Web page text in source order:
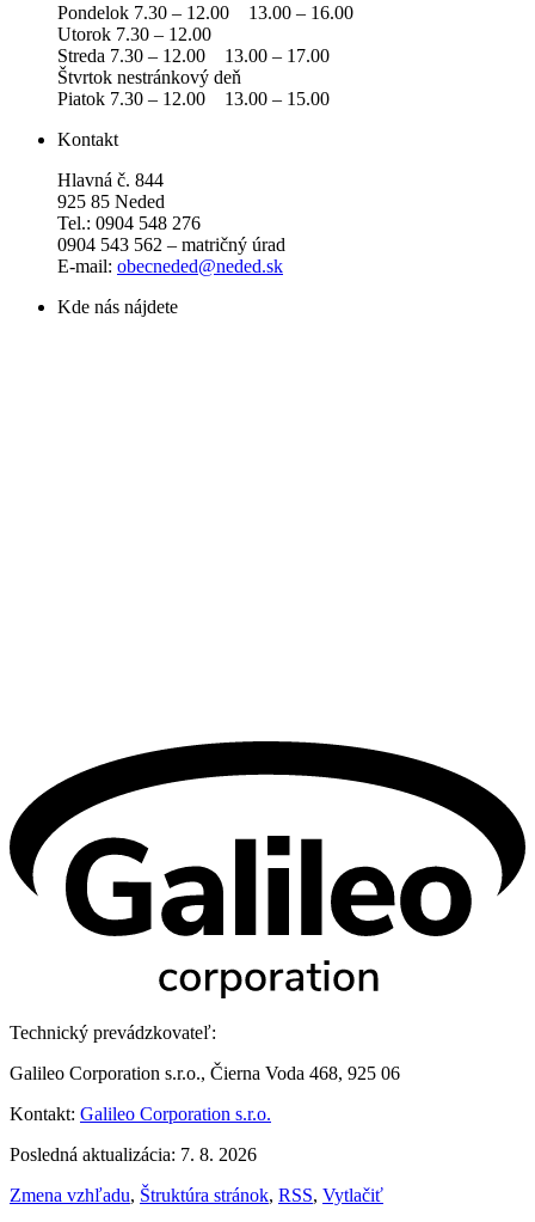
Pondelok 7.30 – 12.00 13.00 – 16.00
Utorok 7.30 – 12.00
Streda 7.30 – 12.00 13.00 – 17.00
Štvrtok nestránkový deň
Piatok 7.30 – 12.00 13.00 – 15.00
Kontakt
Hlavná č. 844
925 85 Neded
Tel.: 0904 548 276
0904 543 562 – matričný úrad
E-mail: obecneded@neded.sk
Kde nás nájdete
Technický prevádzkovateľ:
Galileo Corporation s.r.o., Čierna Voda 468, 925 06
Kontakt: Galileo Corporation s.r.o.
Posledná aktualizácia: 7. 8. 2026
Zmena vzhľadu, Štruktúra stránok, RSS, Vytlačiť